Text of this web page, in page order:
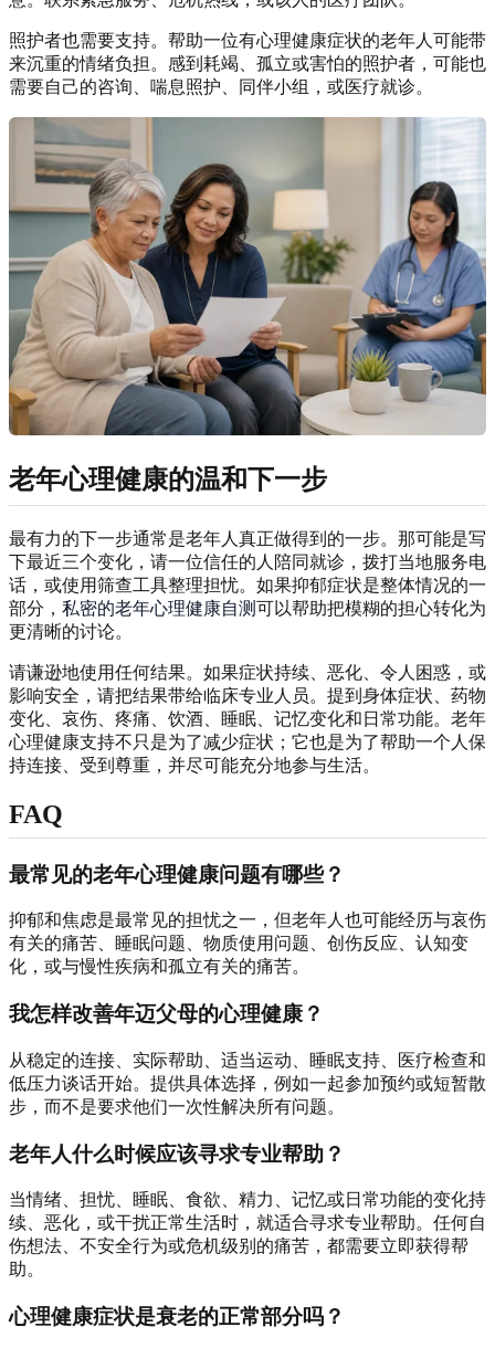
照护者也需要支持。帮助一位有心理健康症状的老年人可能带
来沉重的情绪负担。感到耗竭、孤立或害怕的照护者，可能也
需要自己的咨询、喘息照护、同伴小组，或医疗就诊。
老年心理健康的温和下一步
最有力的下一步通常是老年人真正做得到的一步。那可能是写
下最近三个变化，请一位信任的人陪同就诊，拨打当地服务电
话，或使用筛查工具整理担忧。如果抑郁症状是整体情况的一
部分， 私密的老年心理健康自测可以帮助把模糊的担心转化为
更清晰的讨论。
请谦逊地使用任何结果。如果症状持续、恶化、令人困惑，或
影响安全，请把结果带给临床专业人员。提到身体症状、药物
变化、哀伤、疼痛、饮酒、睡眠、记忆变化和日常功能。老年
心理健康支持不只是为了减少症状；它也是为了帮助一个人保
持连接、受到尊重，并尽可能充分地参与生活。
FAQ
最常见的老年心理健康问题有哪些？
抑郁和焦虑是最常见的担忧之一，但老年人也可能经历与哀伤
有关的痛苦、睡眠问题、物质使用问题、创伤反应、认知变
化，或与慢性疾病和孤立有关的痛苦。
我怎样改善年迈父母的心理健康？
从稳定的连接、实际帮助、适当运动、睡眠支持、医疗检查和
低压力谈话开始。提供具体选择，例如一起参加预约或短暂散
步，而不是要求他们一次性解决所有问题。
老年人什么时候应该寻求专业帮助？
当情绪、担忧、睡眠、食欲、精力、记忆或日常功能的变化持
续、恶化，或干扰正常生活时，就适合寻求专业帮助。任何自
伤想法、不安全行为或危机级别的痛苦，都需要立即获得帮
助。
心理健康症状是衰老的正常部分吗？